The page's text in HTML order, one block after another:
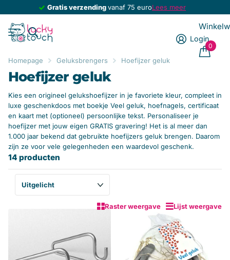
Gratis verzendingvanaf 75 euroLees meer
Gratis verzending
Login
0
Homepage Geluksbrengers Hoefijzer geluk
Hoefijzer geluk
Kies een origineel gelukshoefijzer in je favoriete kleur, compleet in
luxe geschenkdoos met boekje Veel geluk, hoefnagels, certificaat
en kaart met (optioneel) persoonlijke tekst. Personaliseer je
hoefijzer met jouw eigen GRATIS gravering! Het is al meer dan
1.000 jaar bekend dat gebruikte hoefijzers geluk brengen. Daarom
zijn ze voor vele gelegenheden een waardevol geschenk.
14 producten
Raster weergave Lijst weergave